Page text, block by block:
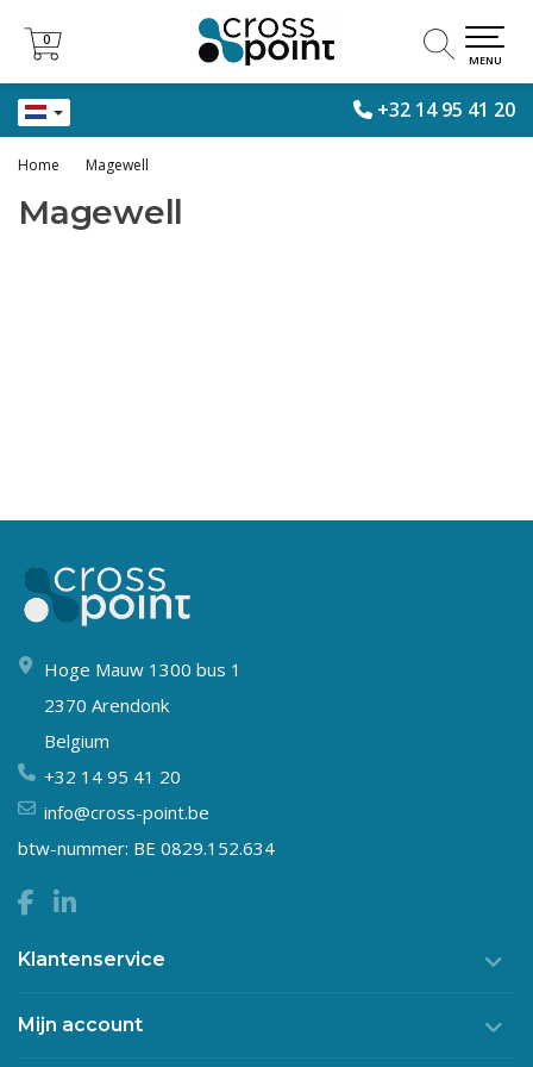
+32 14 95 41 20
0
0
MENU
Home Magewell
Magewell
Hoge Mauw 1300 bus 1
2370 Arendonk
Belgium
+32 14 95 41 20
info@cross-point.be
btw-nummer: BE 0829.152.634
Klantenservice
Mijn account